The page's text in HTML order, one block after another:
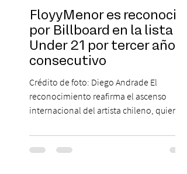
FloyyMenor es reconocido
por Billboard en la lista 21
Under 21 por tercer año
consecutivo
Crédito de foto: Diego Andrade El
reconocimiento reafirma el ascenso
internacional del artista chileno, quien
en la escena global. MIAMI, FL (3 de agosto
de 2026) — FloyyMenor ha sido